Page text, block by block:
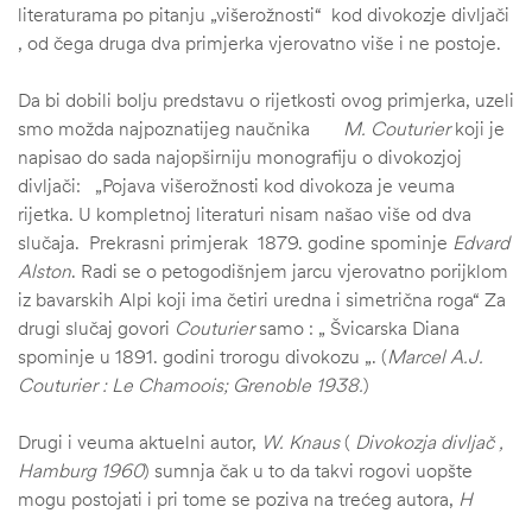
literaturama po pitanju „višerožnosti“ kod divokozje divljači
, od čega druga dva primjerka vjerovatno više i ne postoje.
Da bi dobili bolju predstavu o rijetkosti ovog primjerka, uzeli
smo možda najpoznatijeg naučnika M. Couturierkoji je
napisao do sada najopširniju monografiju o divokozjoj
divljači: „Pojava višerožnosti kod divokoza je veuma
rijetka. U kompletnoj literaturi nisam našao više od dva
slučaja. Prekrasni primjerak 1879. godine spominje Edvard
Alston. Radi se o petogodišnjem jarcu vjerovatno porijklom
iz bavarskih Alpi koji ima četiri uredna i simetrična roga“ Za
drugi slučaj govori Couturiersamo : „ Švicarska Diana
spominje u 1891. godini trorogu divokozu „. (Marcel A.J.
Couturier : Le Chamoois; Grenoble 1938.)
Drugi i veuma aktuelni autor, W. Knaus( Divokozja divljač ,
Hamburg 1960) sumnja čak u to da takvi rogovi uopšte
mogu postojati i pri tome se poziva na trećeg autora, H